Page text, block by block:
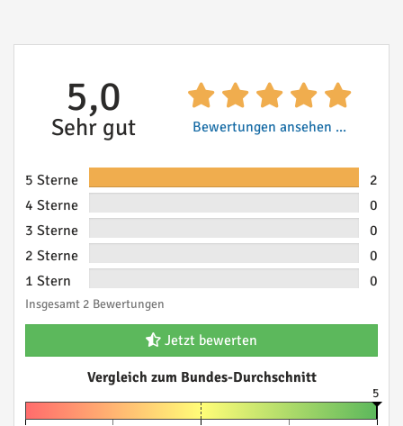
5,0
Sehr gut Bewertungen ansehen ...
5 Sterne
2
4 Sterne
0
3 Sterne
0
2 Sterne
0
1 Stern
0
Insgesamt 2 Bewertungen
Jetzt bewerten
Vergleich zum Bundes-Durchschnitt
5